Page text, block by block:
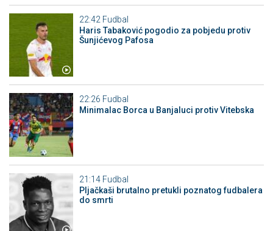
22:42 Fudbal
Haris Tabaković pogodio za pobjedu protiv
Šunjićevog Pafosa
22:26 Fudbal
Minimalac Borca u Banjaluci protiv Vitebska
21:14 Fudbal
Pljačkaši brutalno pretukli poznatog fudbalera
do smrti